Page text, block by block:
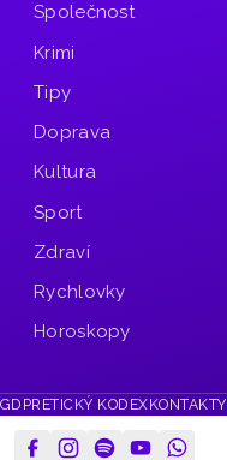
Společnost
Krimi
Tipy
Doprava
Kultura
Sport
Zdraví
Rychlovky
Horoskopy
GDPR ETICKÝ KODEXKONTAKTY